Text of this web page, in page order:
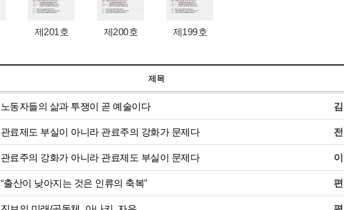
제201호 제200호 제199호
제목
노동자들의 삶과 투쟁이 곧 예술이다
관료제도 부실이 아니라 관료주의 강화가 문제다
관료주의 강화가 아니라 관료제도 부실이 문제다
“출산이 낮아지는 것은 인류의 축복”